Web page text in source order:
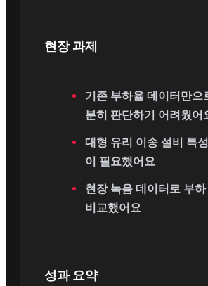
현장 과제
기존 부하율 데이터만으
분히 판단하기 어려웠어
대형 유리 이송 설비 특
이 필요했어요
현장 녹음 데이터로 부
비교했어요
성과 요약